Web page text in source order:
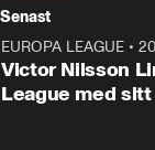
Senast
EUROPA LEAGUE •
Victor Nilsson
League med